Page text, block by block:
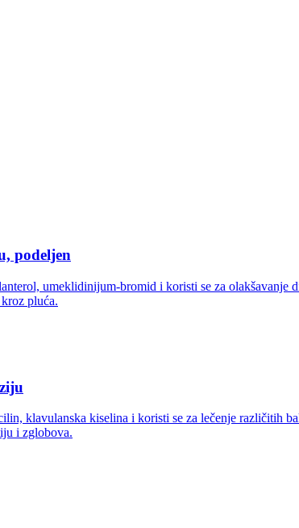
podeljen
umeklidinijum-bromid i koristi se za olakšavanje
pluća.
klavulanska kiselina i koristi se za lečenje različitih
i zglobova.